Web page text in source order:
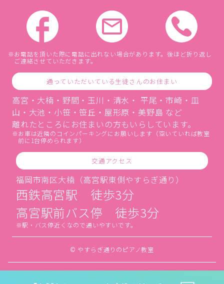
お電話を頂いた際に電話に出れない場合があります。後ほど折り返し
ご連絡させていただきます。
通っていただいている生徒さんのお住まい
高宮・大楠・野間・玉川・清水・ 平尾・市崎・皿
山・大池・小笹・笹丘・屋形原・美野島 など
離れたところにお住まいの方もいらしています。
お車は近隣のコインパーキングにお願いします（空いていれば教室
前に1台停められます）
交通アクセス
福岡市南区大楠（高宮駅東側やすらぎ通り）
西鉄高宮駅 徒歩3分
高宮駅前バス停 徒歩3分
駅・バス停近くなので通いやすいです。
© やすらぎ通りのピアノ教室